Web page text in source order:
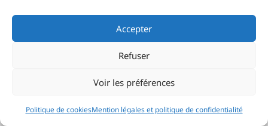
Accepter
Refuser
Voir les préférences
Politique de cookiesMention légales et politique de confidentialité
© 2026 Le Lab'Albums
Inscription Newsletter